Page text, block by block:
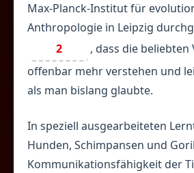
Max-Planck-Institut für
Anthropologie in Leipzig
2
, dass die beliebten
offenbar mehr verstehen und
als man bislang glaubte.
In speziell ausgearbeiteten
Hunden, Schimpansen und
Kommunikationsfähigkeit der